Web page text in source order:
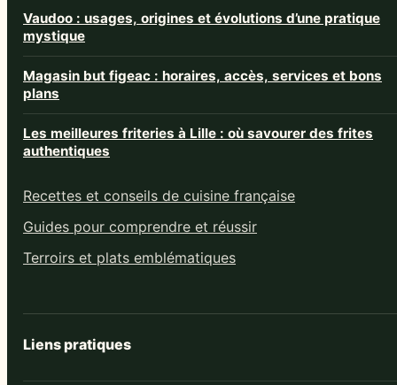
Vaudoo : usages, origines et évolutions d’une pratique
mystique
Magasin but figeac : horaires, accès, services et bons
plans
Les meilleures friteries à Lille : où savourer des frites
authentiques
Recettes et conseils de cuisine française
Guides pour comprendre et réussir
Terroirs et plats emblématiques
Liens pratiques